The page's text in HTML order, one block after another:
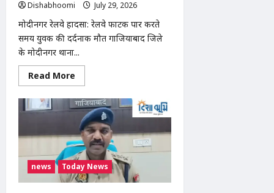
Dishabhoomi
July 29, 2026
मोदीनगर रेलवे हादसा: रेलवे फाटक पार करते
समय युवक की दर्दनाक मौत गाजियाबाद जिले
के मोदीनगर थाना...
Read More
more
मोदीनगर
रेलवे
हादसा:
मोदीपोन
चौकी
के
पास
मालगाड़ी
की
चपेट
में
news Today News